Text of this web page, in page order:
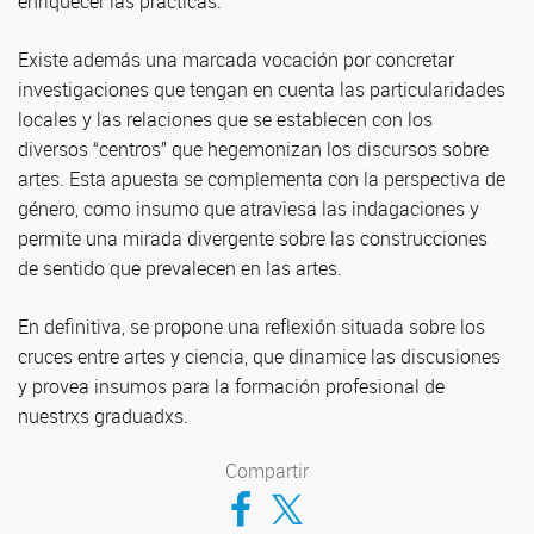
Existe además una marcada vocación por concretar
investigaciones que tengan en cuenta las particularidades
locales y las relaciones que se establecen con los
diversos “centros” que hegemonizan los discursos sobre
artes. Esta apuesta se complementa con la perspectiva de
género, como insumo que atraviesa las indagaciones y
permite una mirada divergente sobre las construcciones
de sentido que prevalecen en las artes.
En definitiva, se propone una reflexión situada sobre los
cruces entre artes y ciencia, que dinamice las discusiones
y provea insumos para la formación profesional de
nuestrxs graduadxs.
Compartir
Compartir en Facebook
Compartir en Twitter